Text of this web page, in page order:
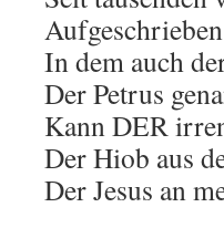
In dem auch
Der Petrus
Kann DER
Der Hiob aus
Der Jesus an